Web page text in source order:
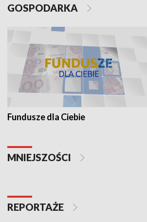
GOSPODARKA
Fundusze dla Ciebie
MNIEJSZOŚCI
REPORTAŻE